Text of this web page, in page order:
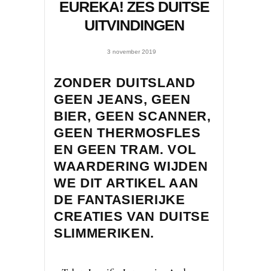
EUREKA! ZES DUITSE
UITVINDINGEN
3 november 2019
ZONDER DUITSLAND
GEEN JEANS, GEEN
BIER, GEEN SCANNER,
GEEN THERMOSFLES
EN GEEN TRAM. VOL
WAARDERING WIJDEN
WE DIT ARTIKEL AAN
DE FANTASIERIJKE
CREATIES VAN DUITSE
SLIMMERIKEN.